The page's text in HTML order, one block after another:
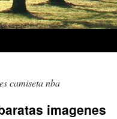
camiseta nba
imagenes